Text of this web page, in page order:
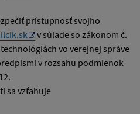
prístupnosť svojho
v súlade so zákonom č.
vo verejnej správe
v rozsahu podmienok
sa vzťahuje